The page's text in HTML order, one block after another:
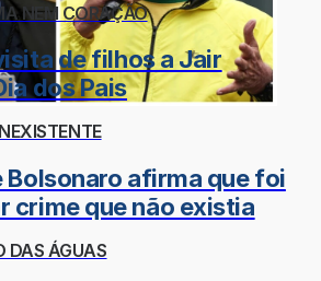
NEM CORAÇÃO
de filhos a Jair
dos Pais
Bolsonaro afirma que foi
crime que não existia
DAS ÁGUAS